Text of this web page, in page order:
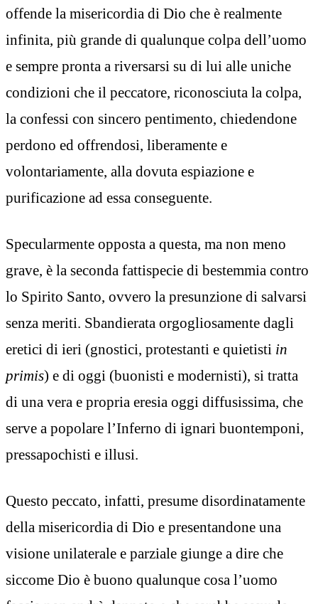
offende la misericordia di Dio che è realmente
infinita, più grande di qualunque colpa dell’uomo
e sempre pronta a riversarsi su di lui alle uniche
condizioni che il peccatore, riconosciuta la colpa,
la confessi con sincero pentimento, chiedendone
perdono ed offrendosi, liberamente e
volontariamente, alla dovuta espiazione e
purificazione ad essa conseguente.
Specularmente opposta a questa, ma non meno
grave, è la seconda fattispecie di bestemmia contro
lo Spirito Santo, ovvero la presunzione di salvarsi
senza meriti. Sbandierata orgogliosamente dagli
eretici di ieri (gnostici, protestanti e quietisti in
primis) e di oggi (buonisti e modernisti), si tratta
di una vera e propria eresia oggi diffusissima, che
serve a popolare l’Inferno di ignari buontemponi,
pressapochisti e illusi.
Questo peccato, infatti, presume disordinatamente
della misericordia di Dio e presentandone una
visione unilaterale e parziale giunge a dire che
siccome Dio è buono qualunque cosa l’uomo